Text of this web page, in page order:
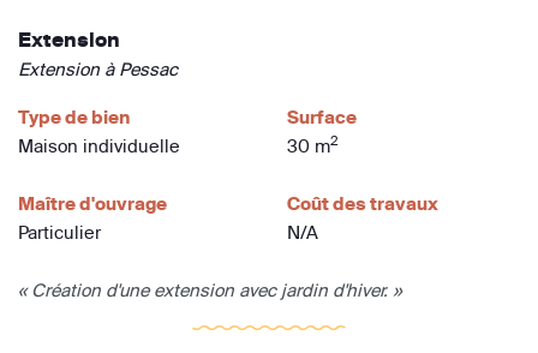
Extension
Extension à Pessac
Type de bien
Maison individuelle
Surface
30 m2
Maître d'ouvrage
Particulier
Coût des travaux
N/A
« Création d'une extension avec jardin d'hiver. »